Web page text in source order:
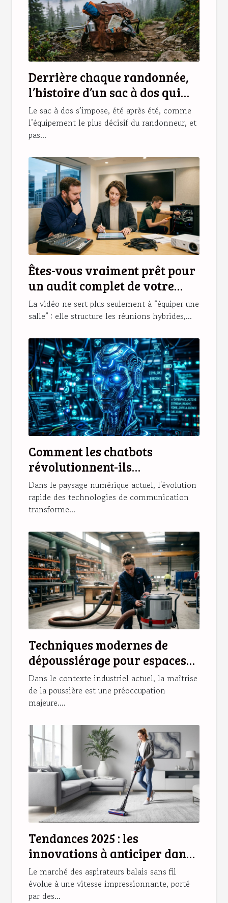
Derrière chaque randonnée,
l’histoire d’un sac à dos qui
change tout
Le sac à dos s’impose, été après été, comme
l’équipement le plus décisif du randonneur, et
pas...
Êtes-vous vraiment prêt pour
un audit complet de votre
parc audiovisuel ?
La vidéo ne sert plus seulement à “équiper une
salle” : elle structure les réunions hybrides,...
Comment les chatbots
révolutionnent-ils
l'interaction en ligne ?
Dans le paysage numérique actuel, l'évolution
rapide des technologies de communication
transforme...
Techniques modernes de
dépoussiérage pour espaces
industriels
Dans le contexte industriel actuel, la maîtrise
de la poussière est une préoccupation
majeure....
Tendances 2025 : les
innovations à anticiper dans
les aspirateurs balais sans fil
Le marché des aspirateurs balais sans fil
évolue à une vitesse impressionnante, porté
par des...